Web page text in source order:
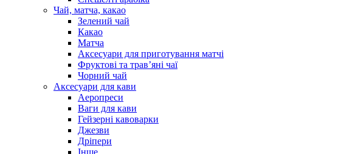
Чай, матча, какао
Зелений чай
Какао
Матча
Аксесуари для приготування матчі
Фруктові та трав’яні чаї
Чорний чай
Аксесуари для кави
Аеропреси
Ваги для кави
Гейзерні кавоварки
Джезви
Дріпери
Інше